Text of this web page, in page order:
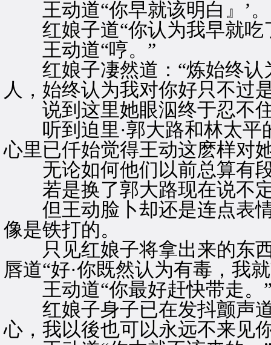
王动道“你早就该明白』’
红娘子道“你认为我早就吃
王动道“哼。”
红娘子凄然道：“炼始终认
人，始终认为我对你好只不过
说到这里她眼泅终于忍不
听到迫里·郭大路和林太平
心里已仟始觉得王动这麽样对
无论如何他们以前总算有
若是换了郭大路现在说不定
但王动脸卜却还是连点表情
像是铁打的。
只见红娘子将拿出来的东西
唇道“好·你既然认为有毒，我
王动道“你最好赶快带走。
红娘子身子已在发抖颤声道
心，我以後也可以永远不来见